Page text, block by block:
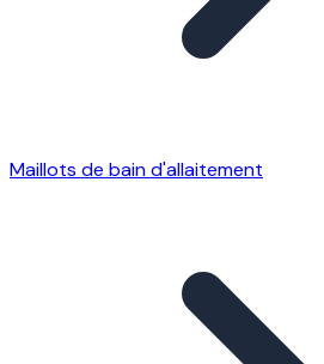
Maillots de bain d'allaitement